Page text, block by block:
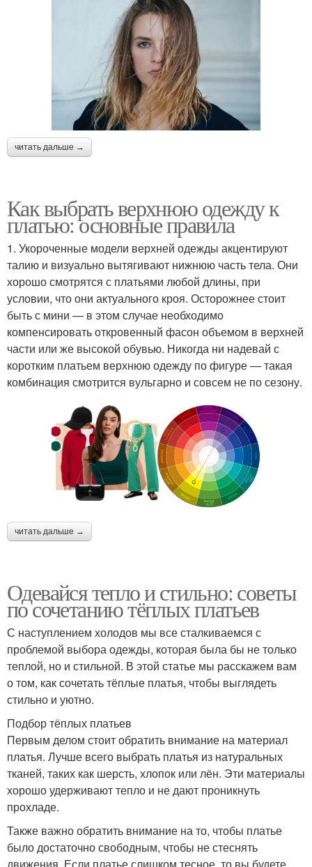
читать дальше →
Как выбрать верхнюю одежду к
платью: основные правила
1. Укороченные модели верхней одежды акцентируют
талию и визуально вытягивают нижнюю часть тела. Они
хорошо смотрятся с платьями любой длины, при
условии, что они актуального кроя. Осторожнее стоит
быть с мини — в этом случае необходимо
компенсировать откровенный фасон объемом в верхней
части или же высокой обувью. Никогда ни надевай с
коротким платьем верхнюю одежду по фигуре — такая
комбинация смотрится вульгарно и совсем не по сезону.
читать дальше →
Одевайся тепло и стильно: советы
по сочетанию тёплых платьев
С наступлением холодов мы все сталкиваемся с
проблемой выбора одежды, которая была бы не только
теплой, но и стильной. В этой статье мы расскажем вам
о том, как сочетать тёплые платья, чтобы выглядеть
стильно и уютно.
Подбор тёплых платьев
Первым делом стоит обратить внимание на материал
платья. Лучше всего выбрать платья из натуральных
тканей, таких как шерсть, хлопок или лён. Эти материалы
хорошо удерживают тепло и не дают проникнуть
прохладе.
Также важно обратить внимание на то, чтобы платье
было достаточно свободным, чтобы не стеснять